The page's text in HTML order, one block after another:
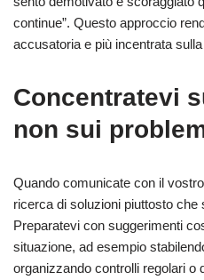
continue”. Questo approccio
accusatoria e più incentrata
Concentratevi
non sui
Quando comunicate con il
ricerca di soluzioni piuttosto che
Preparatevi con suggerimenti
situazione, ad esempio
organizzando controlli regolari o